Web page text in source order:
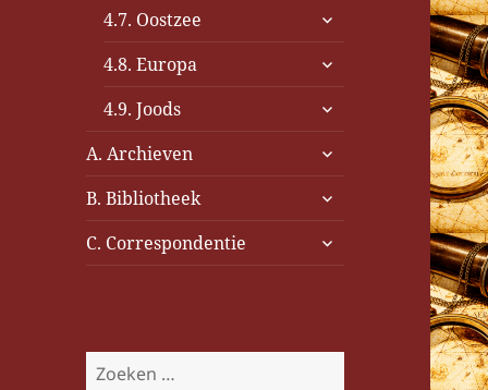
4.7. Oostzee
submenu
4.8. Europa
submenu
4.9. Joods
submenu
A. Archieven
submenu
B. Bibliotheek
submenu
C. Correspondentie
submenu
Z